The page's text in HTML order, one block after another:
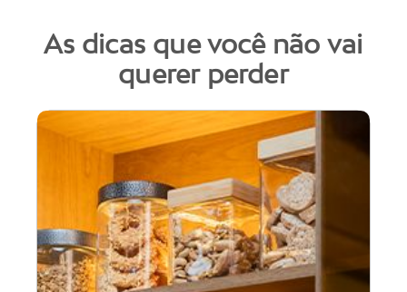
As dicas que você não vai
querer perder